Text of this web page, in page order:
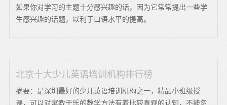
如果你对学习的主题十分感兴趣的话，因为它常常提出一些学
生感兴趣的话题，以利于口语水平的提高。
北京十大少儿英语培训机构排行榜
摘要：是深圳最好的少儿英语培训机构之一，精品小班级授
课，可以对寓教于乐的教学方法有着比较直观的认知，不能忽